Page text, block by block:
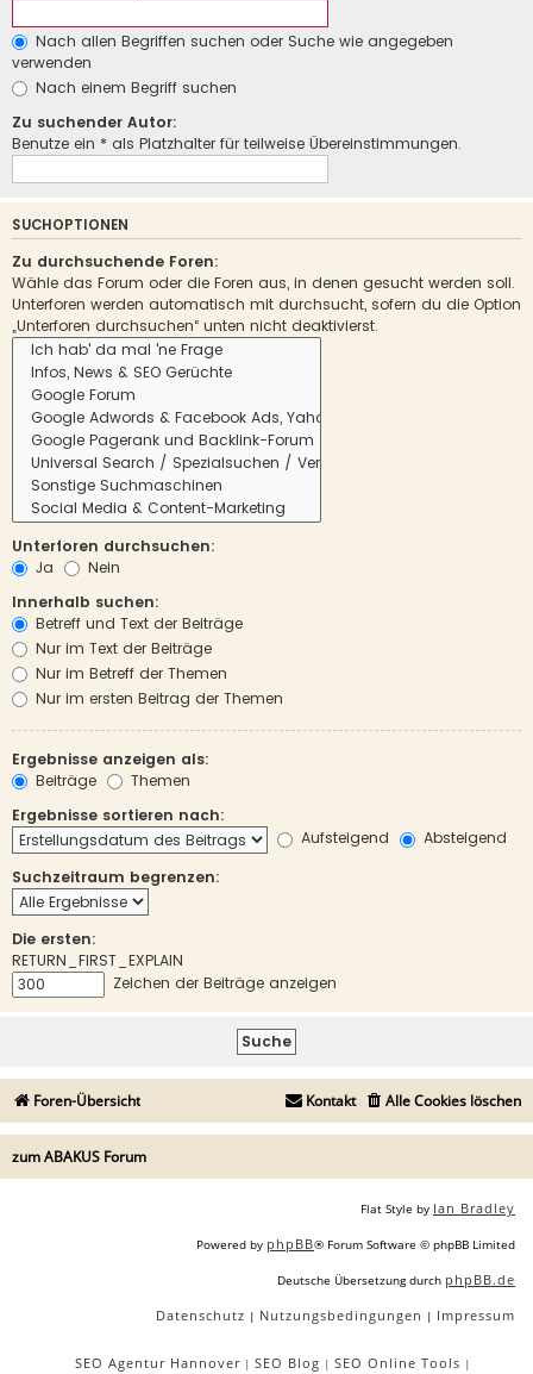
Nach allen Begriffen suchen oder Suche wie angegeben
verwenden
Nach einem Begriff suchen
Zu suchender Autor:
Benutze ein * als Platzhalter für teilweise Übereinstimmungen.
SUCHOPTIONEN
Zu durchsuchende Foren:
Wähle das Forum oder die Foren aus, in denen gesucht werden soll.
Unterforen werden automatisch mit durchsucht, sofern du die Option
„Unterforen durchsuchen“ unten nicht deaktivierst.
Unterforen durchsuchen:
Ja
Nein
Innerhalb suchen:
Betreff und Text der Beiträge
Nur im Text der Beiträge
Nur im Betreff der Themen
Nur im ersten Beitrag der Themen
Ergebnisse anzeigen als:
Beiträge
Themen
Ergebnisse sortieren nach:
Aufsteigend
Absteigend
Suchzeitraum begrenzen:
Die ersten:
RETURN_FIRST_EXPLAIN
Zeichen der Beiträge anzeigen
Foren-Übersicht Alle Cookies löschen
Kontakt
zum ABAKUS Forum
Flat Style by Ian Bradley
Powered by phpBB® Forum Software © phpBB Limited
Deutsche Übersetzung durch phpBB.de
Datenschutz | Nutzungsbedingungen | Impressum
SEO Agentur Hannover| SEO Blog | SEO Online Tools |